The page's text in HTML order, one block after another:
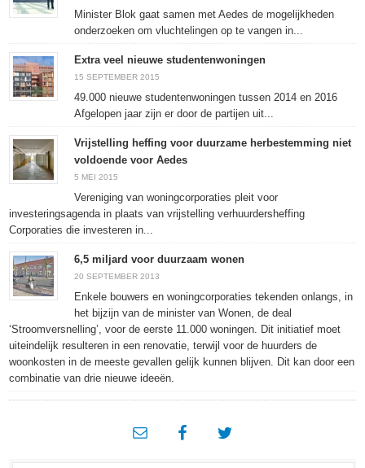
Minister Blok gaat samen met Aedes de mogelijkheden
onderzoeken om vluchtelingen op te vangen in...
Extra veel nieuwe studentenwoningen
15 SEPTEMBER 2015
49.000 nieuwe studentenwoningen tussen 2014 en 2016
Afgelopen jaar zijn er door de partijen uit...
Vrijstelling heffing voor duurzame herbestemming niet
voldoende voor Aedes
5 MEI 2015
Vereniging van woningcorporaties pleit voor
investeringsagenda in plaats van vrijstelling verhuurdersheffing
Corporaties die investeren in...
6,5 miljard voor duurzaam wonen
20 SEPTEMBER 2013
Enkele bouwers en woningcorporaties tekenden onlangs, in
het bijzijn van de minister van Wonen, de deal
‘Stroomversnelling’, voor de eerste 11.000 woningen. Dit initiatief moet
uiteindelijk resulteren in een renovatie, terwijl voor de huurders de
woonkosten in de meeste gevallen gelijk kunnen blijven. Dit kan door een
combinatie van drie nieuwe ideeën.